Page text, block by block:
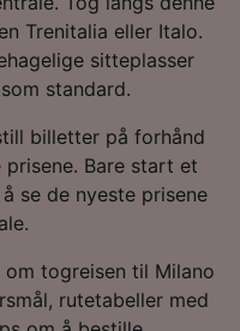
Trenitalia eller Italo.
sitteplasser
standard.
billetter på forhånd
Bare start et
se de nyeste prisene
togreisen til Milano
rutetabeller med